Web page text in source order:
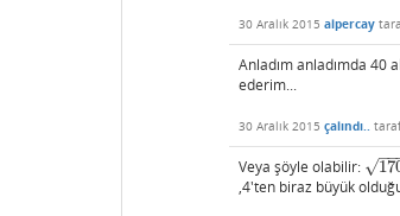
30 Aralık 2015 alpercay
Anladım anladımda 40
ederim...
30 Aralık 2015 çalındı..
Veya şöyle olabilir: −−
√
1700
,4'ten biraz büyük